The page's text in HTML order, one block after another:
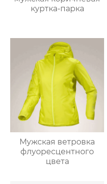
куртка-парка
Мужская ветровка
флуоресцентного
цвета